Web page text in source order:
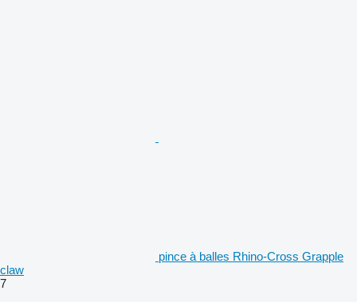
pince à balles Rhino-Cross Grapple
claw
7